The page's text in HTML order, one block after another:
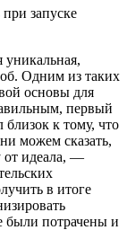
запуске
Одним из таких
основы для
первый
к тому, что
можем сказать,
от идеала, —
в итоге
были потрачены и